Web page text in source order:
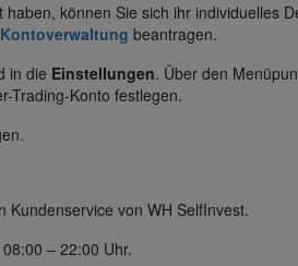
können Sie sich ihr individuelles
Kontoverwaltung beantragen.
in die Einstellungen. Über den
Trading-Konto festlegen.
von WH SelfInvest.
– 22:00 Uhr.